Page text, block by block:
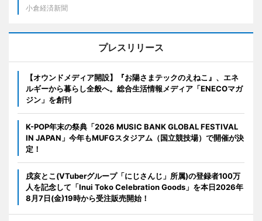
小倉経済新聞
プレスリリース
【オウンドメディア開設】『お陽さまテックのえねこ』、エネ
ルギーから暮らし全般へ。総合生活情報メディア「ENECOマガ
ジン」を創刊
K-POP年末の祭典「2026 MUSIC BANK GLOBAL FESTIVAL
IN JAPAN」今年もMUFGスタジアム（国立競技場）で開催が決
定！
戌亥とこ(VTuberグループ「にじさんじ」所属)の登録者100万
人を記念して「Inui Toko Celebration Goods」を本日2026年
8月7日(金)19時から受注販売開始！